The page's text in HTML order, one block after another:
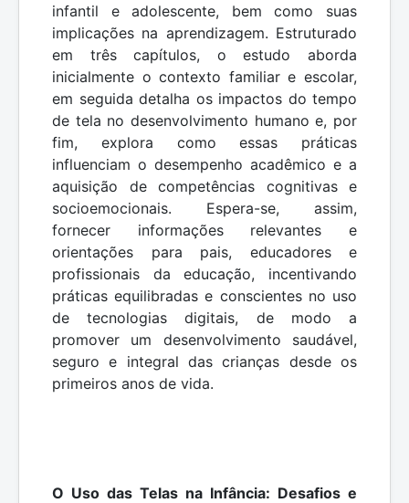
infantil e adolescente, bem como suas
implicações na aprendizagem. Estruturado
em três capítulos, o estudo aborda
inicialmente o contexto familiar e escolar,
em seguida detalha os impactos do tempo
de tela no desenvolvimento humano e, por
fim, explora como essas práticas
influenciam o desempenho acadêmico e a
aquisição de competências cognitivas e
socioemocionais. Espera-se, assim,
fornecer informações relevantes e
orientações para pais, educadores e
profissionais da educação, incentivando
práticas equilibradas e conscientes no uso
de tecnologias digitais, de modo a
promover um desenvolvimento saudável,
seguro e integral das crianças desde os
primeiros anos de vida.
O Uso das Telas na Infância: Desafios e